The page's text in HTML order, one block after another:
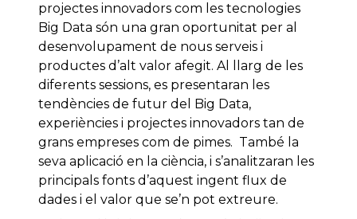
projectes innovadors com les tecnologies
Big Data són una gran oportunitat per al
desenvolupament de nous serveis i
productes d’alt valor afegit. Al llarg de les
diferents sessions, es presentaran les
tendències de futur del Big Data,
experiències i projectes innovadors tan de
grans empreses com de pimes. També la
seva aplicació en la ciència, i s’analitzaran les
principals fonts d’aquest ingent flux de
dades i el valor que se’n pot extreure.